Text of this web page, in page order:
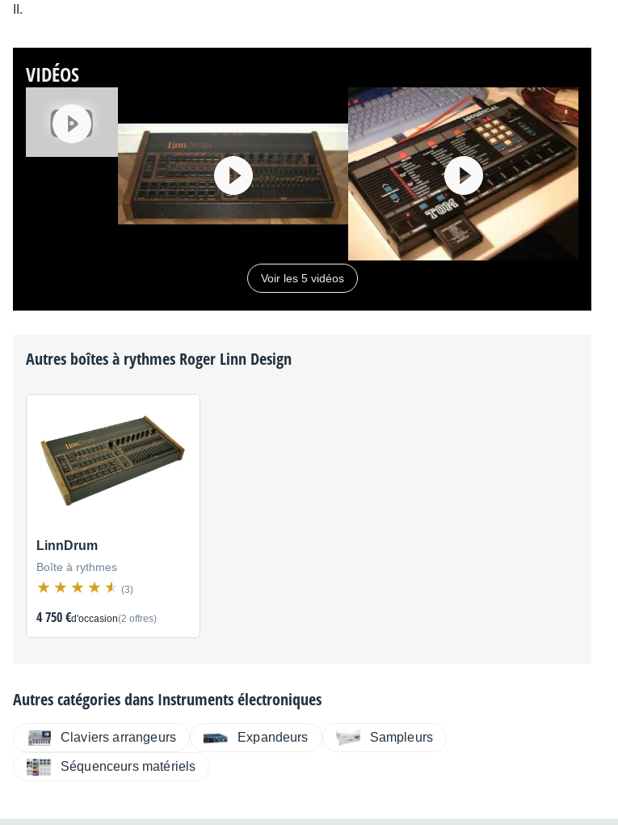
II.
VIDÉOS
Voir les 5 vidéos
Autres boîtes à rythmes Roger Linn Design
LinnDrum
Boîte à rythmes
(3)
4 750 €d'occasion(2 offres)
Autres catégories dans Instruments électroniques
Claviers arrangeurs Expandeurs Sampleurs
Séquenceurs matériels